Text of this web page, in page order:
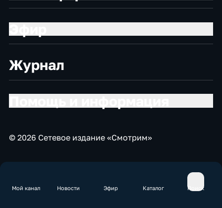
Мой канал Новости Эфир Каталог Поиск
Журнал
© 2026 Сетевое издание «Смотрим»